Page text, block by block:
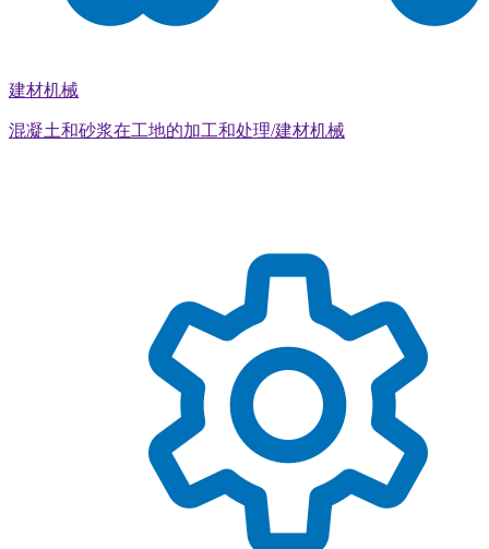
建材机械
混凝土和砂浆在工地的加工和处理/建材机械